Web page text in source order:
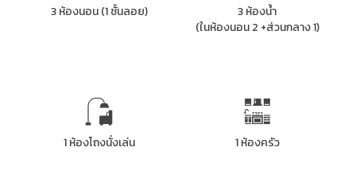
3 ห้องนอน (1 ชั้นลอย)
3 ห้องน้ำ
(ในห้องนอน 2 +ส่วนกลาง 1)
1 ห้องโถงนั่งเล่น 1 ห้องครัว